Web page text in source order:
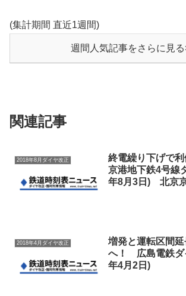
(集計期間 直近1週間)
週間人気記事をさらに見
関連記事
2018年8月ダイヤ改正
終電繰り下げで
京港地下鉄4号線
年8月3日) 北京
2018年4月ダイヤ改正
増発と運転区間
へ！ 広島電鉄ダ
年4月2日)